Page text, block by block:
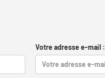
Votre adresse e-mail :